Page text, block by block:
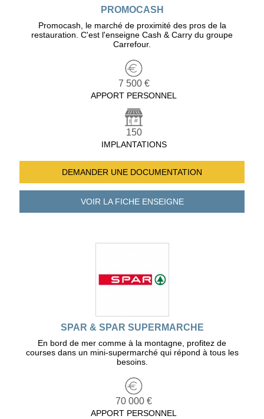
PROMOCASH
Promocash, le marché de proximité des pros de la
restauration. C'est l'enseigne Cash & Carry du groupe
Carrefour.
7 500 €
APPORT PERSONNEL
150
IMPLANTATIONS
DEMANDER UNE DOCUMENTATION
VOIR LA FICHEENSEIGNE
SPAR & SPAR SUPERMARCHE
En bord de mer comme à la montagne, profitez de
courses dans un mini-supermarché qui répond à tous les
besoins.
70 000 €
APPORT PERSONNEL